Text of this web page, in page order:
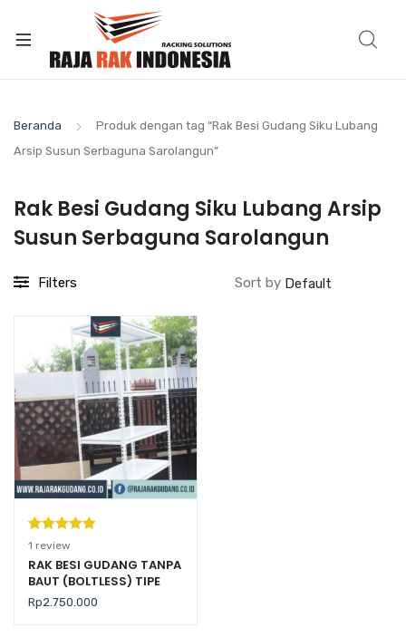
Beranda
Produk dengan tag “Rak Besi Gudang Siku Lubang
Arsip Susun Serbaguna Sarolangun”
Rak Besi Gudang Siku Lubang Arsip
Susun Serbaguna Sarolangun
Filters Sort by
Peringkat
5.00dari 5
berdasarka
n
1
penilaian
1 review
RAK BESI GUDANG TANPA
BAUT (BOLTLESS) TIPE
RR-20BM
Rp2.750.000